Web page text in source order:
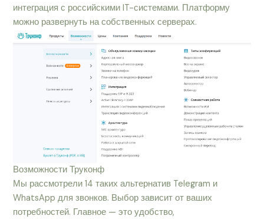
интеграция с российскими IT-системами. Платформу
можно развернуть на собственных серверах.
Возможности Труконф
Мы рассмотрели 14 таких альтернатив Telegram и
WhatsApp для звонков. Выбор зависит от ваших
потребностей. Главное — это удобство,